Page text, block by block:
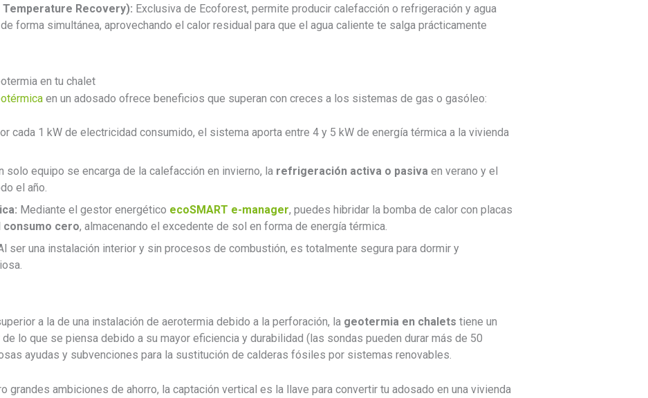
Temperature Recovery): Exclusiva de Ecoforest, permite producir calefacción o refrigeración y agua
forma simultánea, aprovechando el calor residual para que el agua caliente te salga prácticamente
en tu chalet
en un adosado ofrece beneficios que superan con creces a los sistemas de gas o gasóleo:
cada 1 kW de electricidad consumido, el sistema aporta entre 4 y 5 kW de energía térmica a la vivienda
solo equipo se encarga de la calefacción en invierno, la refrigeración activa o pasiva en verano y el
el año.
Mediante el gestor energético ecoSMART e-manager, puedes hibridar la bomba de calor con placas
consumo cero, almacenando el excedente de sol en forma de energía térmica.
ser una instalación interior y sin procesos de combustión, es totalmente segura para dormir y
a la de una instalación de aerotermia debido a la perforación, la geotermia en chalets tiene un
lo que se piensa debido a su mayor eficiencia y durabilidad (las sondas pueden durar más de 50
ayudas y subvenciones para la sustitución de calderas fósiles por sistemas renovables.
grandes ambiciones de ahorro, la captación vertical es la llave para convertir tu adosado en una vivienda